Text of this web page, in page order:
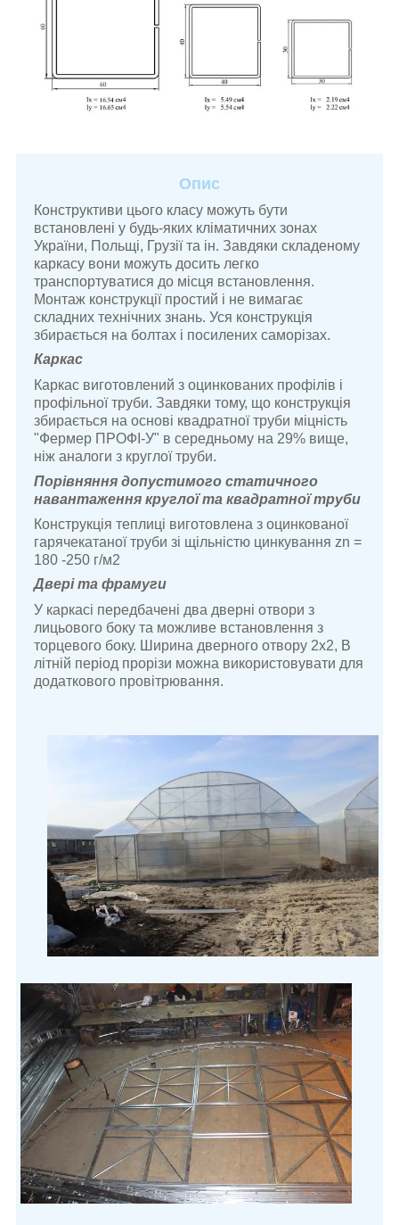
Опис
Конструктиви цього класу можуть бути
встановлені у будь-яких кліматичних зонах
України, Польщі, Грузії та ін. Завдяки складеному
каркасу вони можуть досить легко
транспортуватися до місця встановлення.
Монтаж конструкції простий і не вимагає
складних технічних знань. Уся конструкція
збирається на болтах і посилених саморізах.
Каркас
Каркас виготовлений з оцинкованих профілів і
профільної труби. Завдяки тому, що конструкція
збирається на основі квадратної труби міцність
"Фермер ПРОФІ-У" в середньому на 29% вище,
ніж аналоги з круглої труби.
Порівняння допустимого статичного
навантаження круглої та квадратної труби
Конструкція теплиці виготовлена з оцинкованої
гарячекатаної труби зі щільністю цинкування zn =
180 -250 г/м2
Двері та фрамуги
У каркасі передбачені два дверні отвори з
лицьового боку та можливе встановлення з
торцевого боку. Ширина дверного отвору 2х2, В
літній період прорізи можна використовувати для
додаткового провітрювання.